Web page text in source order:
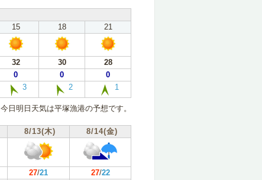
15 18
21
32 30
28
0 0
0
3 2 1
今日明日天気は平塚漁港の予想です。
8/13(木) 8/14(金)
27/21 27/22